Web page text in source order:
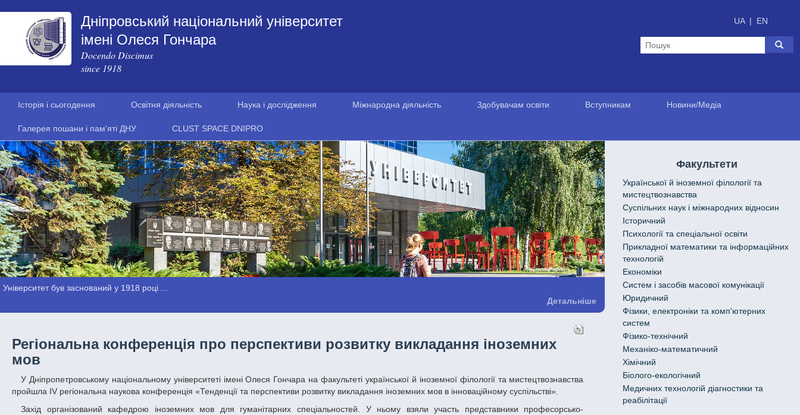
Дніпровський національний університет
імені Олеся Гончара
Docendo Discimus
since 1918
UA | EN
Історія і сьогодення Освітня діяльність Наука і дослідження Міжнародна діяльність Здобувачам освіти Вступникам Новини/Медіа
Галерея пошани і пам'яті ДНУ CLUST SPACE DNIPRO
Університет був заснований у 1918 році ...
Детальніше
Регіональна конференція про перспективи розвитку викладання іноземних
мов
У Дніпропетровському національному університеті імені Олеся Гончара на факультеті української й іноземної філології та мистецтвознавства
пройшла IV регіональна наукова конференція «Тенденції та перспективи розвитку викладання іноземних мов в інноваційному суспільстві».
Захід організований кафедрою іноземних мов для гуманітарних спеціальностей. У ньому взяли участь представники професорсько-
Факультети
Української й іноземної філології та
мистецтвознавства
Cуспільних наук і міжнародних відносин
Історичний
Психології та спеціальної освіти
Прикладної математики та інформаційних
технологій
Економіки
Систем і засобів масової комунікації
Юридичний
Фізики, електроніки та комп'ютерних
систем
Фізико-технічний
Механіко-математичний
Хімічний
Біолого-екологічний
Медичних технологій діагностики та
реабілітації